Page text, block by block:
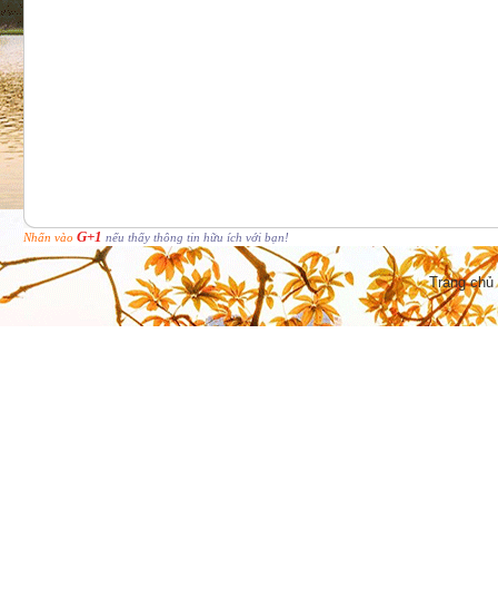
Nhấn vào G+1 nếu thấy thông tin hữu ích với bạn!
Trang